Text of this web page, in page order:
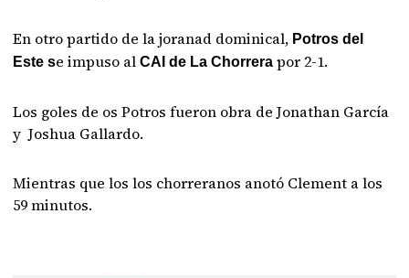
En otro partido de la joranad dominical, Potros del
Este se impuso alCAI de La Chorrera por 2-1.
Los goles de os Potros fueron obra deJonathan García
y Joshua Gallardo.
Mientras que los los chorreranos anotó Clement a los
59 minutos.